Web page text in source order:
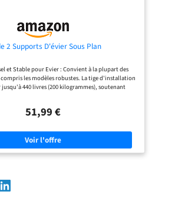
2 Supports D'évier Sous Plan
et Stable pour Evier : Convient à la plupart des
les modèles robustes. La tige d'installation
440 livres (200 kilogrammes), soutenant
de tomber, éliminant ainsi le besoin d'un plombier
dues à la chute de l'évier. Matériaux de Haute
en acier inoxydable durable, garantissant qu'ils ne
fissurent pas ou ne se plient pas, même dans des
de cuisine. Nos supports sont équipés d'anneaux
et peuvent être ajustés entre 27,9 et 39,3
Avant d'acheter, assurez-vous que les dimensions
51,99 €